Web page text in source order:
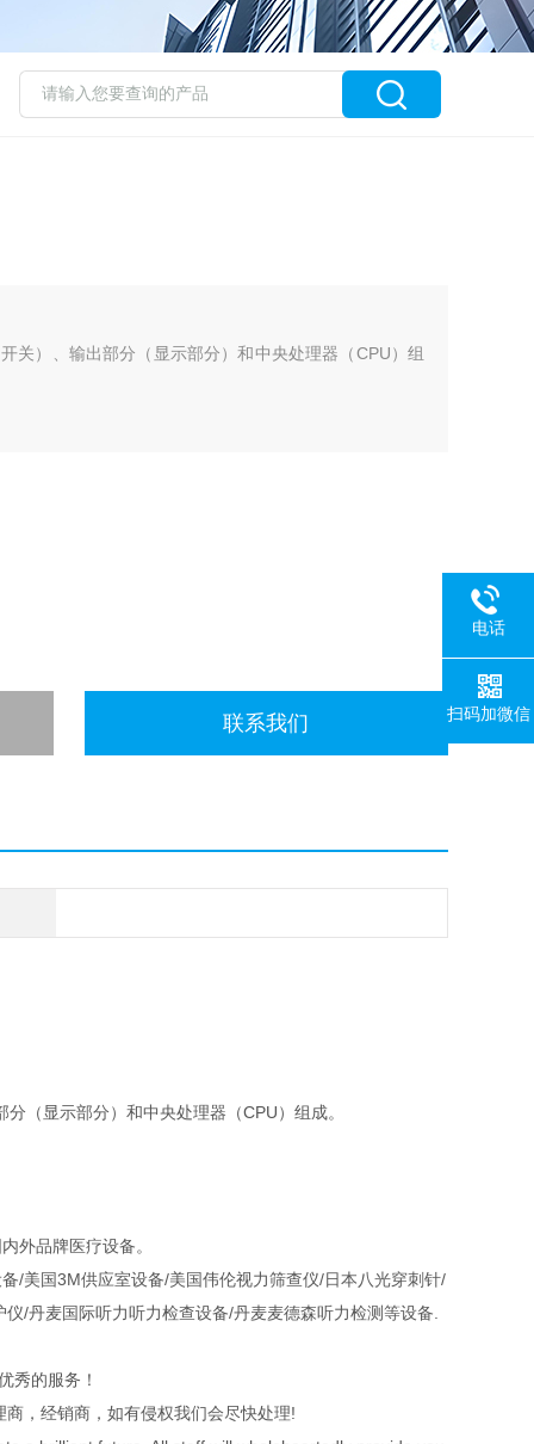
关）、输出部分（显示部分）和中央处理器（CPU）组
联系我们
（显示部分）和中央处理器（CPU）组成。
外品牌医疗设备。
/美国3M供应室设备/美国伟伦视力筛查仪/日本八光穿刺针/
/丹麦国际听力听力检查设备/丹麦麦德森听力检测等设备.
秀的服务！
，经销商，如有侵权我们会尽快处理!
电话
扫码加微信